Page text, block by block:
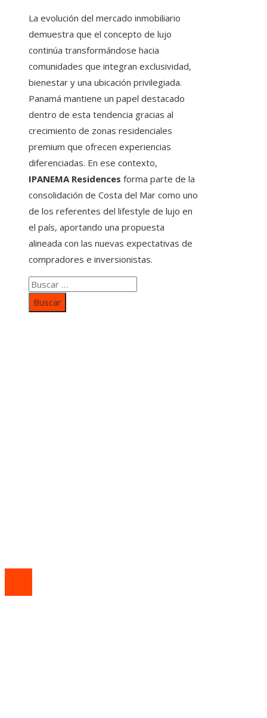
La evolución del mercado inmobiliario
demuestra que el concepto de lujo
continúa transformándose hacia
comunidades que integran exclusividad,
bienestar y una ubicación privilegiada.
Panamá mantiene un papel destacado
dentro de esta tendencia gracias al
crecimiento de zonas residenciales
premium que ofrecen experiencias
diferenciadas. En ese contexto,
IPANEMA Residences forma parte de la
consolidación de Costa del Mar como uno
de los referentes del lifestyle de lujo en
el país, aportando una propuesta
alineada con las nuevas expectativas de
compradores e inversionistas.
Buscar: